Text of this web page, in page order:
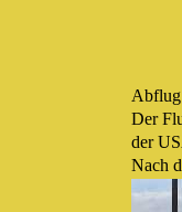
Abflug
Der
der
Nach